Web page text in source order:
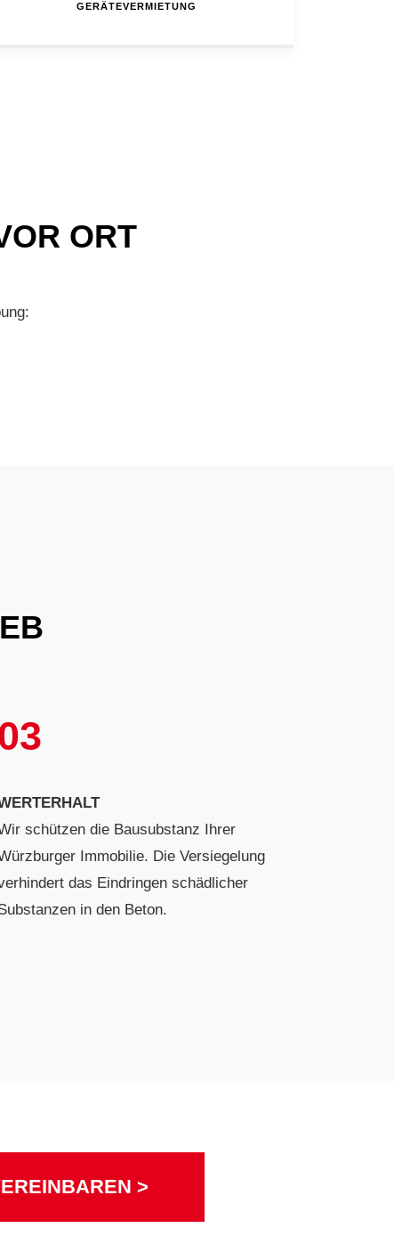
GERÄTEVERMIETUNG
ORT
schützen die Bausubstanz Ihrer
Immobilie. Die Versiegelung
das Eindringen schädlicher
in den Beton.
>